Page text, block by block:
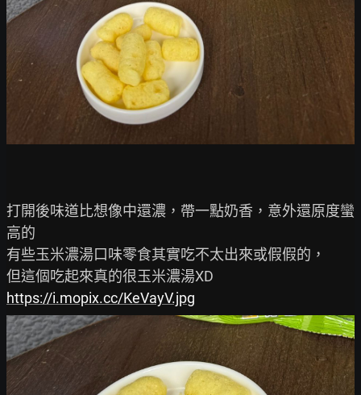
打開後味道比想像中還濃，帶一點奶香，意外還原度蠻
高的
有些玉米濃湯口味零食其實吃不太出來或假假的，
https://i.mopix.cc/KeVayV.jpg